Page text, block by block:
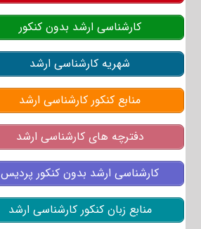
کارشناسی ارشد بدون کنکور
شهریه کارشناسی ارشد
منابع کنکور کارشناسی ارشد
دفترچه های کارشناسی ارشد
کارشناسی ارشد بدون کنکور پردیس
منابع زبان کنکور کارشناسی ارشد